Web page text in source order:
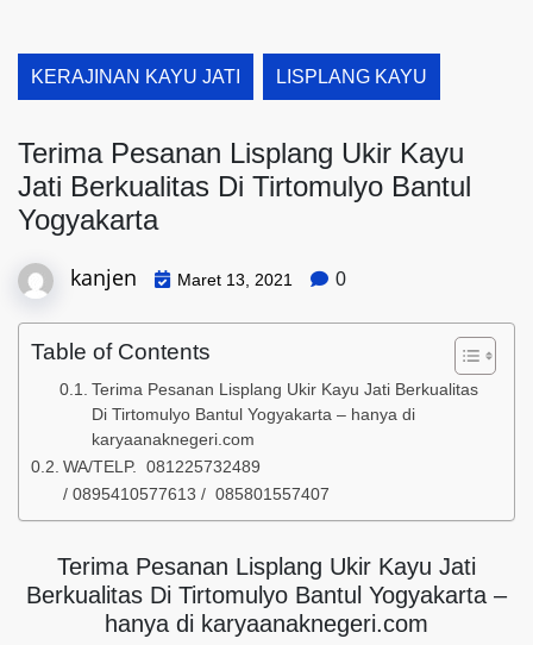
KERAJINAN KAYU JATI LISPLANG KAYU
Terima Pesanan Lisplang Ukir Kayu
Jati Berkualitas Di Tirtomulyo Bantul
Yogyakarta
kanjen Maret 13, 2021 0
Table of Contents
Terima Pesanan Lisplang Ukir Kayu Jati Berkualitas
Di Tirtomulyo Bantul Yogyakarta – hanya di
karyaanaknegeri.com
WA/TELP. 081225732489
/ 0895410577613 / 085801557407
Terima Pesanan Lisplang Ukir Kayu Jati
Berkualitas Di Tirtomulyo Bantul Yogyakarta –
hanya di karyaanaknegeri.com